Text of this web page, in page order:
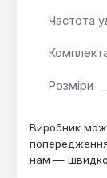
Частота
Розміри
Виробник
нам — швидко